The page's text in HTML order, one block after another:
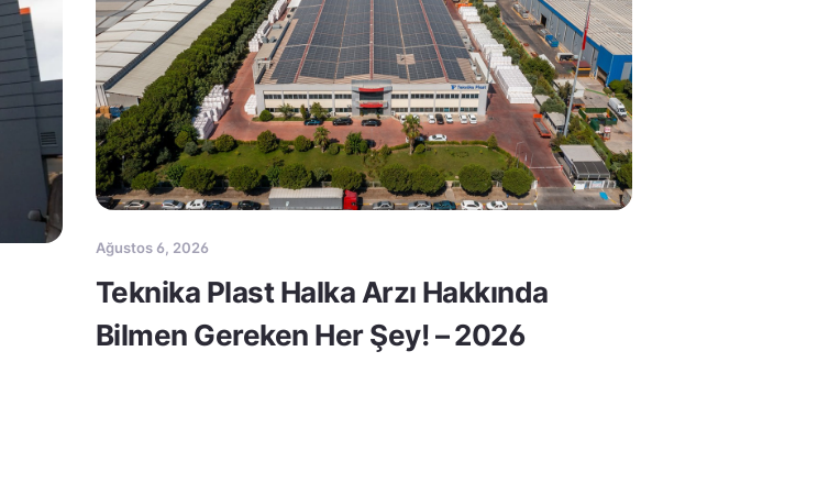
Ağustos 6, 2026
Teknika Plast Halka Arzı Hakkında
Bilmen Gereken Her Şey! – 2026